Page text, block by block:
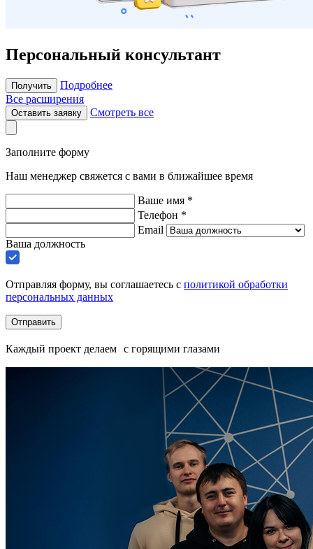
Персональный консультант
Получить
Подробнее
Все расширения
Оставить заявку Смотреть все
Заполните форму
Наш менеджер свяжется с вами в ближайшее время
Ваше имя *
Телефон *
Email
Ваша должность
Отправляя форму, вы соглашаетесь с политикой обработки
персональных данных
Отправить
Каждый проект делаем с горящими глазами